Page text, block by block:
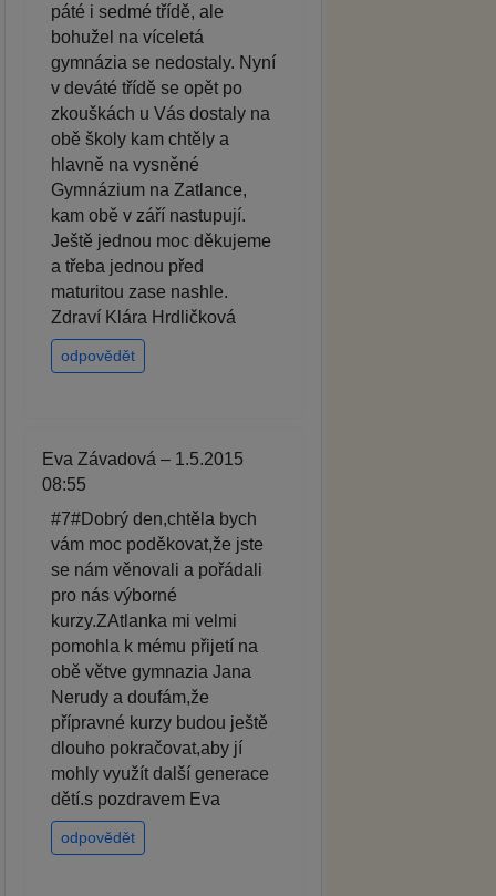
páté i sedmé třídě, ale
bohužel na víceletá
gymnázia se nedostaly. Nyní
v deváté třídě se opět po
zkouškách u Vás dostaly na
obě školy kam chtěly a
hlavně na vysněné
Gymnázium na Zatlance,
kam obě v září nastupují.
Ještě jednou moc děkujeme
a třeba jednou před
maturitou zase nashle.
Zdraví Klára Hrdličková
odpovědět
Eva Závadová – 1.5.2015
08:55
#7#Dobrý den,chtěla bych
vám moc poděkovat,že jste
se nám věnovali a pořádali
pro nás výborné
kurzy.ZAtlanka mi velmi
pomohla k mému přijetí na
obě větve gymnazia Jana
Nerudy a doufám,že
přípravné kurzy budou ještě
dlouho pokračovat,aby jí
mohly využít další generace
dětí.s pozdravem Eva
odpovědět